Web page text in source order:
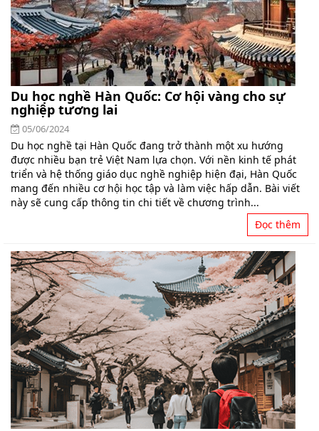
Du học nghề Hàn Quốc: Cơ hội vàng cho sự
nghiệp tương lai
05/06/2024
Du học nghề tại Hàn Quốc đang trở thành một xu hướng
được nhiều bạn trẻ Việt Nam lựa chọn. Với nền kinh tế phát
triển và hệ thống giáo dục nghề nghiệp hiện đại, Hàn Quốc
mang đến nhiều cơ hội học tập và làm việc hấp dẫn. Bài viết
này sẽ cung cấp thông tin chi tiết về chương trình...
Đọc thêm